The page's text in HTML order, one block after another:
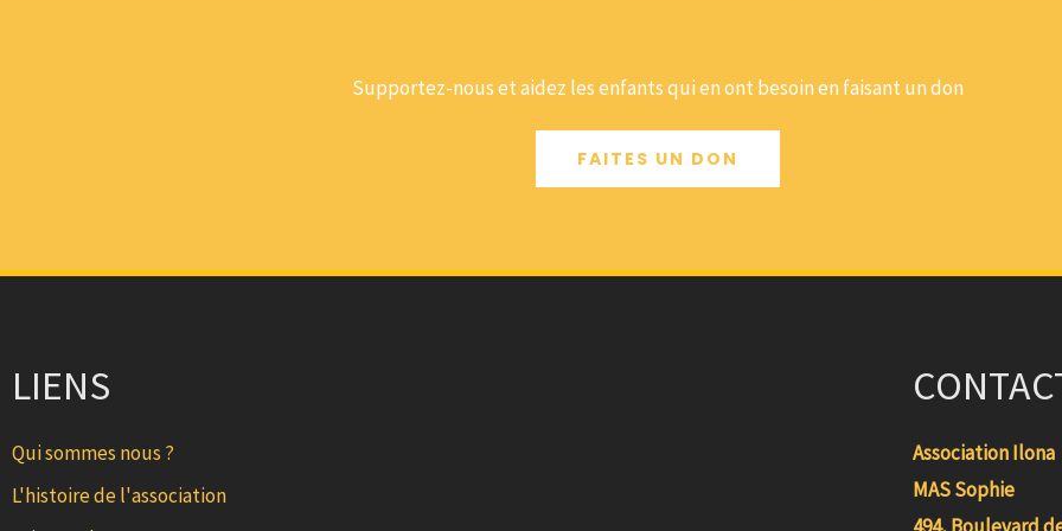
Supportez-nous et aidez les enfants qui en ont besoin en faisant un don
FAITES UN DON
LIENS
Qui sommes nous ?
L'histoire de l'association
Association Ilona
MAS Sophie
494, Boulevard